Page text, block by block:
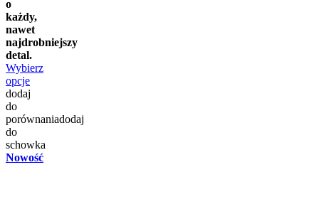
o
każdy,
nawet
najdrobniejszy
detal.
Wybierz
opcje
dodaj
do
porównaniadodaj
do
schowka
Nowość